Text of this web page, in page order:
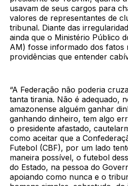
usavam de seus cargos para
valores de representantes de
tribunal. Diante das
ainda que o Ministério Público
AM) fosse informado dos fatos
providências que entender
“A Federação não poderia
tanta tirania. Não é adequado,
amazonense alguém ganhar
ganhando dinheiro, tem algo
o presidente afastado,
como aceitar que a
Futebol (CBF), por um lado
maneira possível, o futebol
do Estado, na pessoa do
apoiando como nunca e o